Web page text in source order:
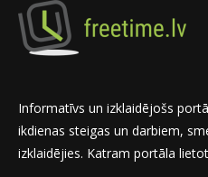
Informatīvs un izklaidējošs
ikdienas steigas un darbiem,
izklaidējies. Katram portāla